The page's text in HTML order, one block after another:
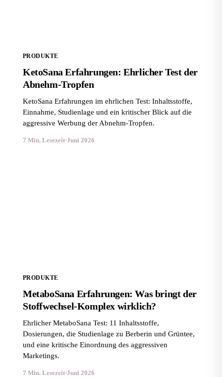
PRODUKTE
KetoSana Erfahrungen: Ehrlicher Test der
Abnehm-Tropfen
KetoSana Erfahrungen im ehrlichen Test: Inhaltsstoffe,
Einnahme, Studienlage und ein kritischer Blick auf die
aggressive Werbung der Abnehm-Tropfen.
7 Min. Lesezeit·Juni 2026
PRODUKTE
MetaboSana Erfahrungen: Was bringt der
Stoffwechsel-Komplex wirklich?
Ehrlicher MetaboSana Test: 11 Inhaltsstoffe,
Dosierungen, die Studienlage zu Berberin und Grüntee,
und eine kritische Einordnung des aggressiven
Marketings.
7 Min. Lesezeit·Juni 2026